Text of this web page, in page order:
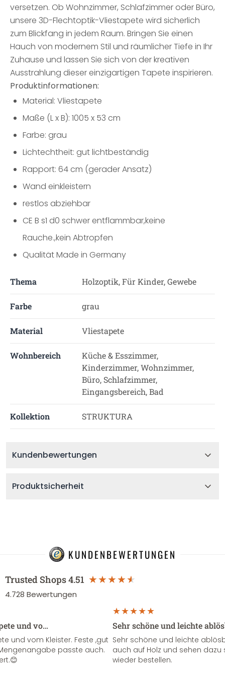
versetzen. Ob Wohnzimmer, Schlafzimmer oder Büro,
unsere 3D-Flechtoptik-Vliestapete wird sicherlich
zum Blickfang in jedem Raum. Bringen Sie einen
Hauch von modernem Stil und räumlicher Tiefe in Ihr
Zuhause und lassen Sie sich von der kreativen
Ausstrahlung dieser einzigartigen Tapete inspirieren.
Produktinformationen:
Material: Vliestapete
Maße (L x B): 1005 x 53 cm
Farbe: grau
Lichtechtheit: gut lichtbeständig
Rapport: 64 cm (gerader Ansatz)
Wand einkleistern
restlos abziehbar
CE B s1 d0 schwer entflammbar,keine
Rauche.,kein Abtropfen
Qualität Made in Germany
Thema Holzoptik, Für Kinder, Gewebe
Farbe grau
Material Vliestapete
Wohnbereich
Küche & Esszimmer,
Kinderzimmer, Wohnzimmer,
Büro, Schlafzimmer,
Eingangsbereich, Bad
Kollektion STRUKTURA
Kundenbewertungen
Produktsicherheit
KUNDENBEWERTUNGEN
Trusted Shops4.51
4.728 Bewertungen
und vo…
und vom Kleister. Feste ,gut
passte auch.
Sehr schöne und leichte
Sehr schöne und leichte
auch auf Holz und sehen
wieder bestellen.